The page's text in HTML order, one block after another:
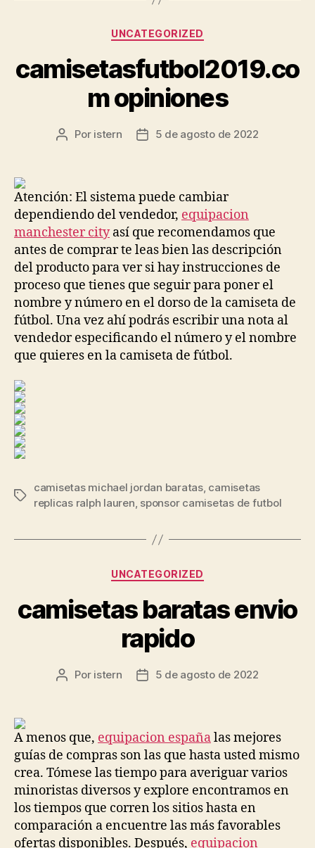
Categorías
UNCATEGORIZED
camisetasfutbol2019.co
m opiniones
Autor
Por istern
Fecha5 de agosto de 2022
Atención: El sistema puede cambiar
dependiendo del vendedor, equipacion
manchester cityasí que recomendamos que
antes de comprar te leas bien las descripción
del producto para ver si hay instrucciones de
proceso que tienes que seguir para poner el
nombre y número en el dorso de la camiseta de
fútbol. Una vez ahí podrás escribir una nota al
vendedor especificando el número y el nombre
que quieres en la camiseta de fútbol.
Etiquetas
camisetas michael jordan baratas, camisetas
replicas ralph lauren, sponsor camisetas de futbol
Categorías
UNCATEGORIZED
camisetas baratas envio
rapido
Autor
Por istern
Fecha5 de agosto de 2022
A menos que, equipacion españalas mejores
guías de compras son las que hasta usted mismo
crea. Tómese las tiempo para averiguar varios
minoristas diversos y explore encontramos en
los tiempos que corren los sitios hasta en
comparación a encuentre las más favorables
ofertas disponibles. Después, equipacion